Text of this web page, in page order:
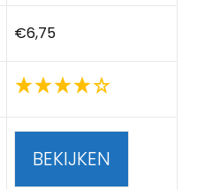
€6,75
BEKIJKEN